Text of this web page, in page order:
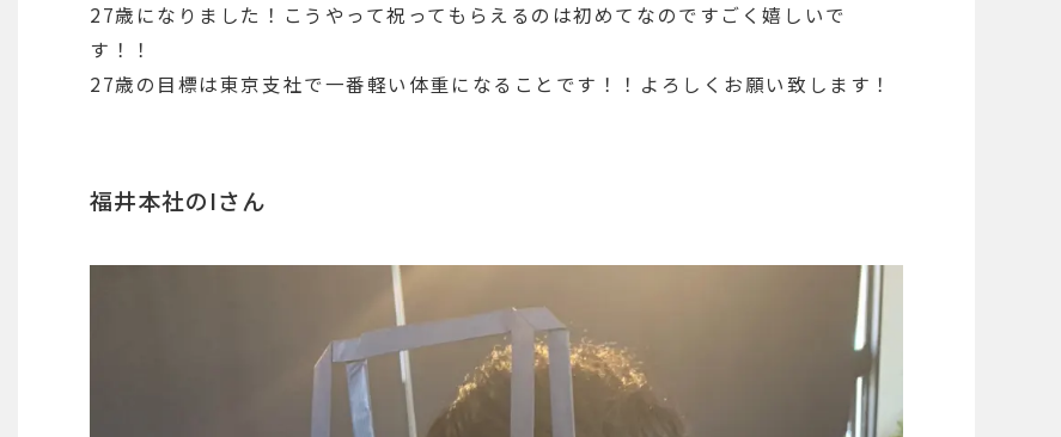
27歳になりました！こうやって祝ってもらえるのは初めてなのですごく嬉しいで
す！！
27歳の目標は東京支社で一番軽い体重になることです！！よろしくお願い致します！
福井本社のIさん